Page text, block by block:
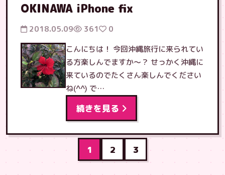
OKINAWA iPhone fix
2018.05.09 361
0
こんにちは！ 今回沖縄旅行に来られてい
る方楽しんでますか〜？ せっかく沖縄に
来ているのでたくさん楽しんでください
ね(^^) で…
続きを見る
1 2 3